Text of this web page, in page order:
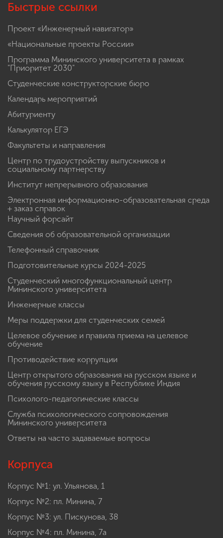
Быстрые ссылки
Проект «Инженерный навигатор»
«Национальные проекты России»
Программа Мининского университета в рамках
"Приоритет 2030"
Студенческие конструкторские бюро
Календарь мероприятий
Абитуриенту
Калькулятор ЕГЭ
Факультеты и направления
Центр по трудоустройству выпускников и
социальному партнерству
Институт непрерывного образования
Электронная информационно-образовательная среда
+ заказ справок
Научный форсайт
Сведения об образовательной организации
Телефонный справочник
Подготовительные курсы 2024-2025
Студенческий многофункциональный центр
Мининского университета
Инженерные классы
Меры поддержки для студенческих семей
Целевое обучение и правила приема на целевое
обучение
Противодействие коррупции
Центр открытого образования на русском языке и
обучения русскому языку в Республике Индия
Психолого-педагогические классы
Служба психологического сопровождения
Мининского университета
Ответы на часто задаваемые вопросы
Корпуса
Корпус №1: ул. Ульянова, 1
Корпус №2: пл. Минина, 7
Корпус №3: ул. Пискунова, 38
Корпус №4: пл. Минина, 7а